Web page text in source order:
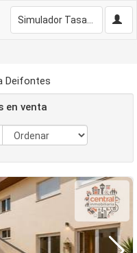
Deifontes
en venta